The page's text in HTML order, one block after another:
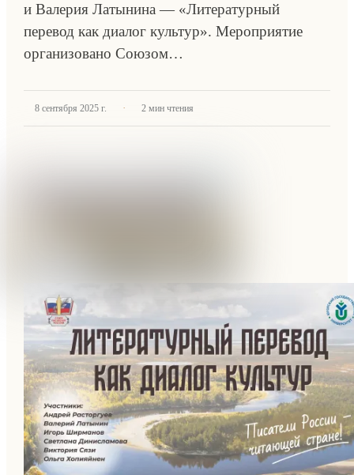
и Валерия Латынина — «Литературный
перевод как диалог культур». Мероприятие
организовано Союзом…
8 сентября 2025 г. · 2 мин чтения